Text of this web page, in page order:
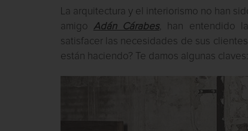
La arquitectura y el interiorismo no han
amigo Adán Cárabes, han entendido
satisfacer las necesidades de sus
están haciendo? Te damos algunas claves: